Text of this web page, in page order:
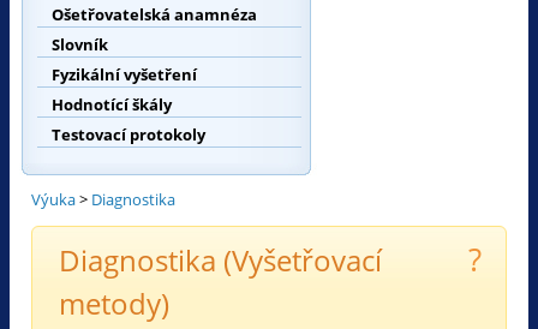
Ošetřovatelská anamnéza
Slovník
Fyzikální vyšetření
Hodnotící škály
Testovací protokoly
Výuka> Diagnostika
Diagnostika (Vyšetřovací
metody)
?